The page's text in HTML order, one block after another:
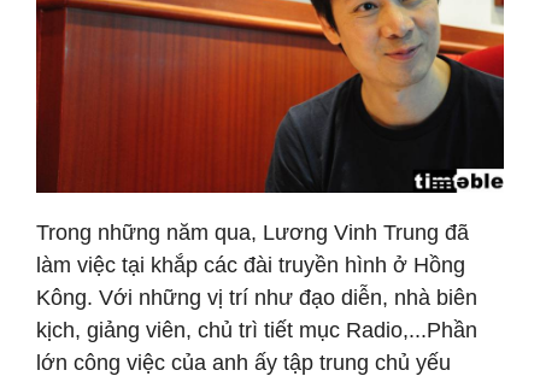
Trong những năm qua, Lương Vinh Trung đã
làm việc tại khắp các đài truyền hình ở Hồng
Kông. Với những vị trí như đạo diễn, nhà biên
kịch, giảng viên, chủ trì tiết mục Radio,...Phần
lớn công việc của anh ấy tập trung chủ yếu